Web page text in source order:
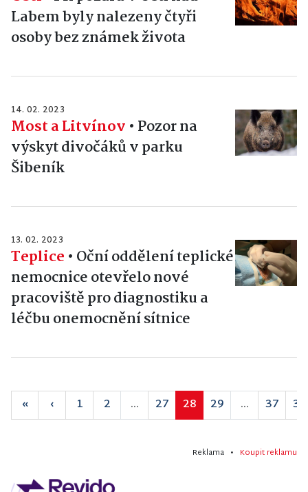
Labem byly nalezeny čtyři
osoby bez známek života
14. 02. 2023
Most a Litvínov • Pozor na
výskyt divočáků v parku
Šibeník
13. 02. 2023
Teplice • Oční oddělení teplické
nemocnice otevřelo nové
pracoviště pro diagnostiku a
léčbu onemocnění sítnice
« ‹ 1 2 ... 27 28 29 ... 37 38
Reklama • Koupit reklamu